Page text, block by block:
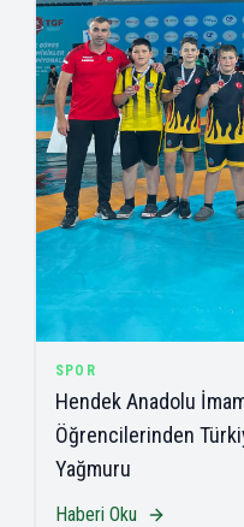
SPOR
Hendek Anadolu
Öğrencilerinden
Yağmuru
Haberi Oku